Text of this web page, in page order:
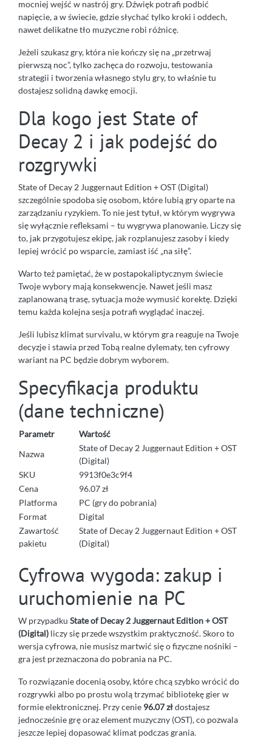
mocniej wejść w nastrój gry. Dźwięk potrafi podbić
napięcie, a w świecie, gdzie słychać tylko kroki i oddech,
nawet delikatne tło muzyczne robi różnicę.
Jeżeli szukasz gry, która nie kończy się na „przetrwaj
pierwszą noc”, tylko zachęca do rozwoju, testowania
strategii i tworzenia własnego stylu gry, to właśnie tu
dostajesz solidną dawkę emocji.
Dla kogo jest State of
Decay 2 i jak podejść do
rozgrywki
State of Decay 2 Juggernaut Edition + OST (Digital)
szczególnie spodoba się osobom, które lubią gry oparte na
zarządzaniu ryzykiem. To nie jest tytuł, w którym wygrywa
się wyłącznie refleksami – tu wygrywa planowanie. Liczy się
to, jak przygotujesz ekipę, jak rozplanujesz zasoby i kiedy
lepiej wrócić po wsparcie, zamiast iść „na siłę”.
Warto też pamiętać, że w postapokaliptycznym świecie
Twoje wybory mają konsekwencje. Nawet jeśli masz
zaplanowaną trasę, sytuacja może wymusić korektę. Dzięki
temu każda kolejna sesja potrafi wyglądać inaczej.
Jeśli lubisz klimat survivalu, w którym gra reaguje na Twoje
decyzje i stawia przed Tobą realne dylematy, ten cyfrowy
wariant na PC będzie dobrym wyborem.
Specyfikacja produktu
(dane techniczne)
Parametr
Wartość
Nazwa
State of Decay 2 Juggernaut Edition + OST
(Digital)
SKU
9913f0e3c9f4
Cena
96.07 zł
Platforma
PC (gry do pobrania)
Format
Digital
Zawartość
pakietu
State of Decay 2 Juggernaut Edition + OST
(Digital)
Cyfrowa wygoda: zakup i
uruchomienie na PC
W przypadku State of Decay 2 Juggernaut Edition + OST
(Digital) liczy się przede wszystkim praktyczność. Skoro to
wersja cyfrowa, nie musisz martwić się o fizyczne nośniki –
gra jest przeznaczona do pobrania na PC.
To rozwiązanie docenią osoby, które chcą szybko wrócić do
rozgrywki albo po prostu wolą trzymać bibliotekę gier w
formie elektronicznej. Przy cenie 96.07 złdostajesz
jednocześnie grę oraz element muzyczny (OST), co pozwala
jeszcze lepiej dopasować klimat podczas grania.